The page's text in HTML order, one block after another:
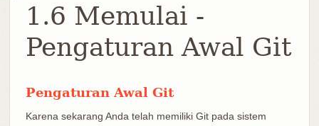
1.6 Memulai -
Pengaturan Awal Git
Pengaturan Awal Git
Karena sekarang Anda telah memiliki Git pada sistem